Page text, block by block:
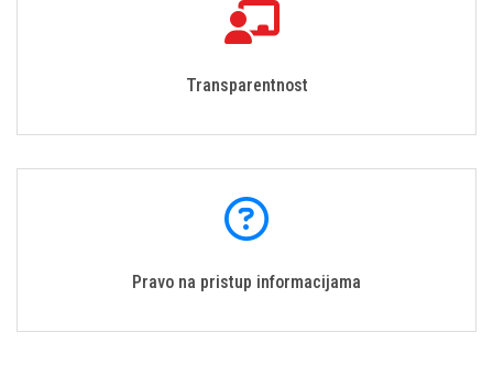
Transparentnost
Pravo na pristup informacijama